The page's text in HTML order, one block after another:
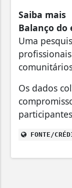
Saiba mais
Balanço do
Uma
Os dados
FONTE/